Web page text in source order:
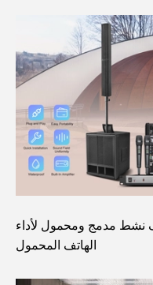
مدمج ومحمول لأداء
الهاتف المحمول